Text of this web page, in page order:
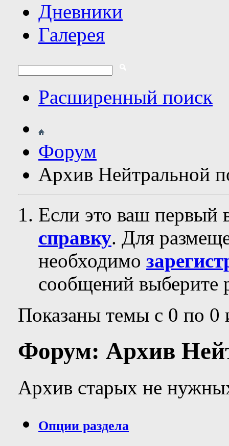
Дневники
Галерея
Расширенный поиск
Форум
Архив Нейтральной
Если это ваш первый
справку. Для
необходимо
сообщений выберите
Показаны темы с 0 по 0
Форум: Архив
Архив старых не
Опции раздела